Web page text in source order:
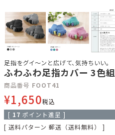
足指をグイ～ンと広げて、気持ちいい。
ふわふわ足指カバー 3色組
商品番号 FOOT41
¥1,650税込
[ 17 ポイント進呈 ]
送料パターン 郵送（送料無料）